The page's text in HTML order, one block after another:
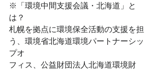
※「環境中間支援会議・北海道」と
は？
札幌を拠点に環境保全活動の支援を担
う、環境省北海道環境パートナーシッ
プオ
フィス、公益財団法人北海道環境財